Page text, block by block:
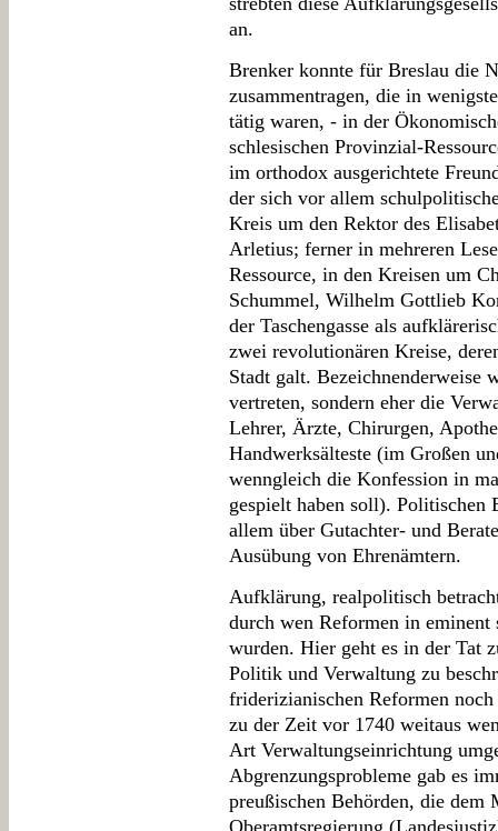
an.
Brenker konnte für Breslau die
zusammentragen, die in
tätig waren, - in der
schlesischen Provinzial-
im orthodox ausgerichtete
der sich vor allem
Kreis um den Rektor des
Arletius; ferner in mehreren
Ressource, in den Kreisen um
Schummel, Wilhelm Gottlieb
der Taschengasse als
zwei revolutionären Kreise,
Stadt galt. Bezeichnenderweise
vertreten, sondern eher die
Lehrer, Ärzte, Chirurgen,
Handwerksälteste (im Großen
wenngleich die Konfession in
gespielt haben soll).
allem über Gutachter- und
Ausübung von Ehrenämtern.
Aufklärung, realpolitisch
durch wen Reformen in eminent
wurden. Hier geht es in der Tat
Politik und Verwaltung zu
friderizianischen Reformen
zu der Zeit vor 1740 weitaus
Art Verwaltungseinrichtung
Abgrenzungsprobleme gab es
preußischen Behörden, die dem
Oberamtsregierung